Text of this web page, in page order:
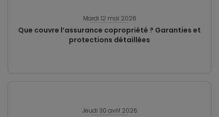
Mardi 12 mai 2026
Que couvre l’assurance copropriété ? Garanties et
protections détaillées
Jeudi 30 avril 2026